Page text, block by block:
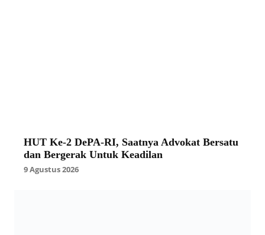
HUT Ke-2 DePA-RI, Saatnya Advokat Bersatu
dan Bergerak Untuk Keadilan
9 Agustus 2026